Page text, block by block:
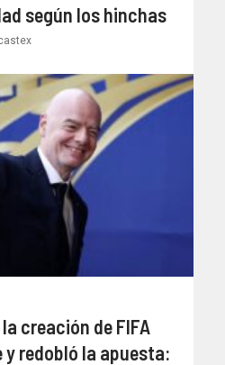
según los hinchas
creación de FIFA
redobló la apuesta: